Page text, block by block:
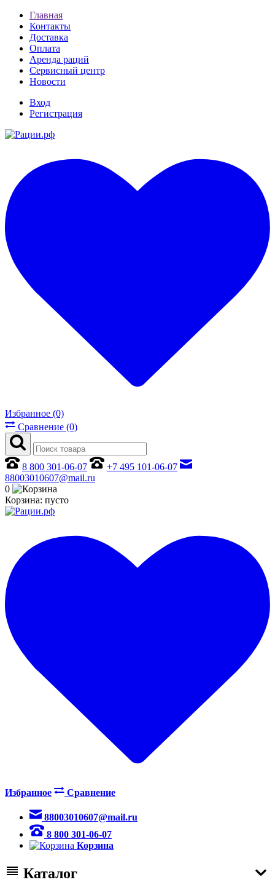
Главная
Контакты
Доставка
Оплата
Аренда раций
Сервисный центр
Новости
Вход
Регистрация
Избранное (0)
Сравнение (0)
8 800 301-06-07
+7 495 101-06-07
88003010607@mail.ru
0
Корзина: пусто
Избранное Сравнение
88003010607@mail.ru
8 800 301-06-07
Корзина
Каталог